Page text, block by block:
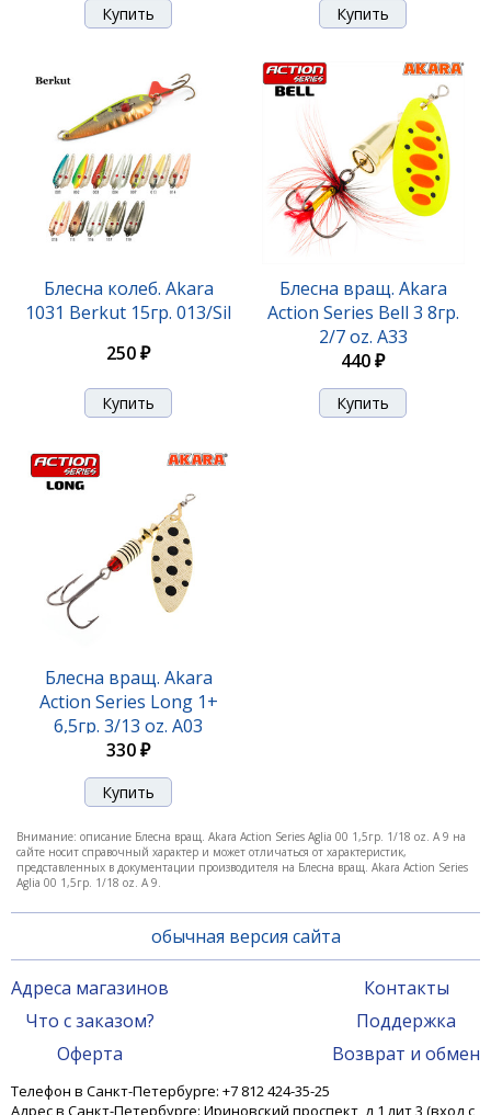
290 ₽
Блесна вращ. Akara Action Series Aglia 0 2,5гр. 1/11
Блесна вращ. Akara Action Series Aglia 0 2,5гр. 1/11
Блесна колеб. Akara
1031 Berkut 15гр. 013/Sil
250 ₽
Блесна вращ. Akara
Action Series Bell 3 8гр.
2/7 oz. A33
440 ₽
Блесна вращ. Akara
Action Series Long 1+
6,5гр. 3/13 oz. A03
330 ₽
Внимание: описание Блесна вращ. Akara Action Series Aglia 00 1,5гр. 1/18 oz. A 9 на
сайте носит справочный характер и может отличаться от характеристик,
представленных в документации производителя на Блесна вращ. Akara Action Series
Aglia 00 1,5гр. 1/18 oz. A 9.
обычная версия сайта
Адреса магазинов
Что с заказом?
Оферта
Контакты
Поддержка
Возврат и обмен
Телефон в Санкт-Петербурге: +7 812 424-35-25
Адрес в Санкт-Петербурге: Ириновский проспект, д 1 лит 3 (вход с